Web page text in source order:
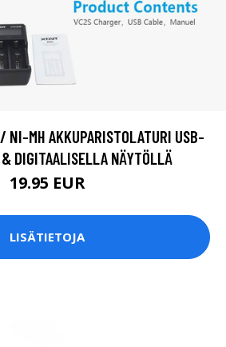
MH AKKUPARISTOLATURI USB-
DIGITAALISELLA NÄYTÖLLÄ
19.95 EUR
LISÄTIETOJA